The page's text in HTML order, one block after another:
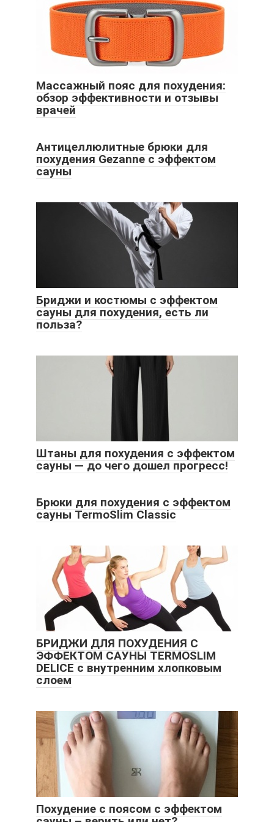
Массажный пояс для похудения:
обзор эффективности и отзывы
врачей
Антицеллюлитные брюки для
похудения Gezanne c эффектом
сауны
Бриджи и костюмы с эффектом
сауны для похудения, есть ли
польза?
Штаны для похудения с эффектом
сауны — до чего дошел прогресс!
Брюки для похудения с эффектом
сауны TermoSlim Classic
БРИДЖИ ДЛЯ ПОХУДЕНИЯ С
ЭФФЕКТОМ САУНЫ TERMOSLIM
DELICE с внутренним хлопковым
слоем
Похудение с поясом с эффектом